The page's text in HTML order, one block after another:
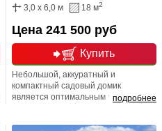
3,0 x 6,0 м 18 м2
Купить
Цена 241 500 руб
подробнее
Небольшой, аккуратный и
компактный садовый домик
является оптимальным вариантом